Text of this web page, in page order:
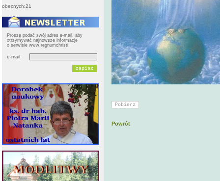
obecnych:21
Proszę podać swój adres e-mail, aby
otrzymywać najnowsze informacje
o serwisie www.regnumchristi
e-mail
Powrót